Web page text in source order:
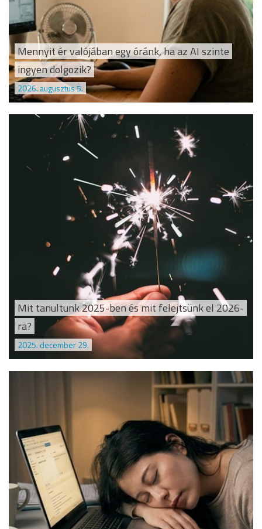
Mennyit ér valójában egy óránk, ha az AI szinte
ingyen dolgozik?
2026. augusztus 5.
Mit tanultunk 2025-ben és mit felejtsünk el 2026-
ra?
2025. december 29.